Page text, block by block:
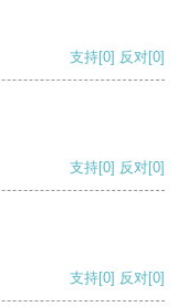
支持[0] 反对[0]
支持[0] 反对[0]
支持[0] 反对[0]